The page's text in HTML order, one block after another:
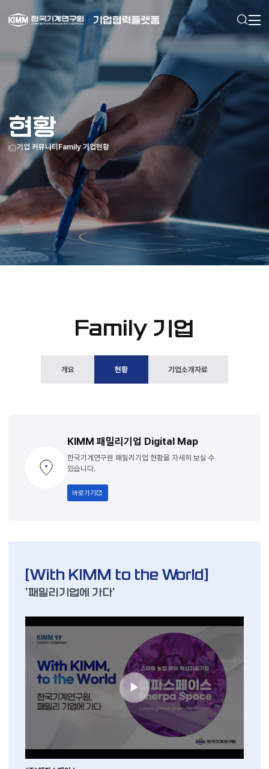
메인으로
이동
검색
현황
홈 기업 커뮤니티Family 기업현황
Family 기업
개요 현황 기업소개자료
KIMM 패밀리기업 Digital Map
한국기계연구원 패밀리기업 현황을 자세히 보실 수
있습니다.
바로가기
[With KIMM to the World]
'패밀리기업에 가다'